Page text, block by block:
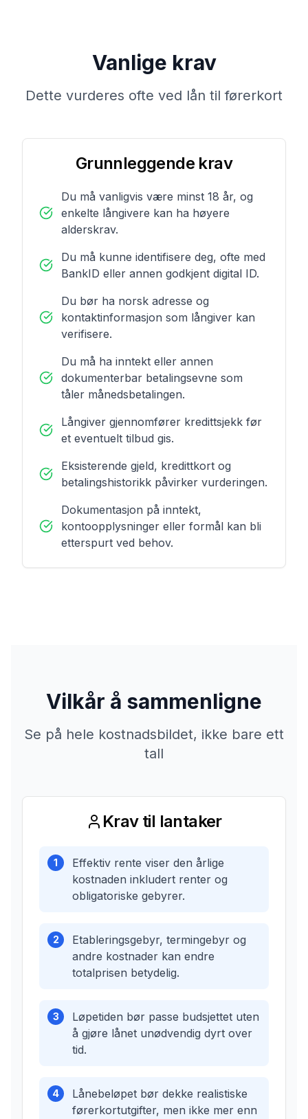
Vanlige krav
Dette vurderes ofte ved lån til førerkort
Grunnleggende krav
Du må vanligvis være minst 18 år, og
enkelte långivere kan ha høyere
alderskrav.
Du må kunne identifisere deg, ofte med
BankID eller annen godkjent digital ID.
Du bør ha norsk adresse og
kontaktinformasjon som långiver kan
verifisere.
Du må ha inntekt eller annen
dokumenterbar betalingsevne som
tåler månedsbetalingen.
Långiver gjennomfører kredittsjekk før
et eventuelt tilbud gis.
Eksisterende gjeld, kredittkort og
betalingshistorikk påvirker vurderingen.
Dokumentasjon på inntekt,
kontoopplysninger eller formål kan bli
etterspurt ved behov.
Vilkår å sammenligne
Se på hele kostnadsbildet, ikke bare ett
tall
Krav til lantaker
1
Effektiv rente viser den årlige
kostnaden inkludert renter og
obligatoriske gebyrer.
2
Etableringsgebyr, termingebyr og
andre kostnader kan endre
totalprisen betydelig.
3
Løpetiden bør passe budsjettet uten
å gjøre lånet unødvendig dyrt over
tid.
4
Lånebeløpet bør dekke realistiske
førerkortutgifter, men ikke mer enn